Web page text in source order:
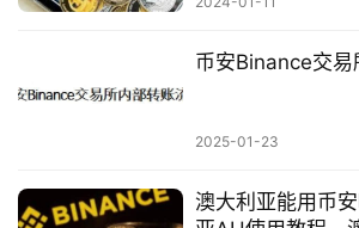
币安Binance交易
2025-01-23
澳大利亚能用币